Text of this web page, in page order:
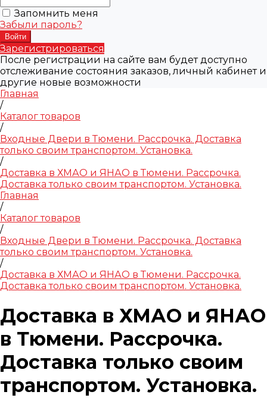
Запомнить меня
Забыли пароль?
Зарегистрироваться
После регистрации на сайте вам будет доступно
отслеживание состояния заказов, личный кабинет и
другие новые возможности
Главная
/
Каталог товаров
/
Входные Двери в Тюмени. Рассрочка. Доставка
только своим транспортом. Установка.
/
Доставка в ХМАО и ЯНАО в Тюмени. Рассрочка.
Доставка только своим транспортом. Установка.
Главная
/
Каталог товаров
/
Входные Двери в Тюмени. Рассрочка. Доставка
только своим транспортом. Установка.
/
Доставка в ХМАО и ЯНАО в Тюмени. Рассрочка.
Доставка только своим транспортом. Установка.
Доставка в ХМАО и ЯНАО
в Тюмени. Рассрочка.
Доставка только своим
транспортом. Установка.